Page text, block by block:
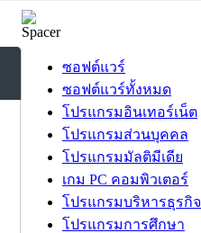
ซอฟต์แวร์
ซอฟต์แวร์ทั้งหมด
โปรแกรมอินเทอร์เน็ต
โปรแกรมส่วนบุคคล
โปรแกรมมัลติมีเดีย
เกม PC คอมพิวเตอร์
โปรแกรมบริหารธุรกิจ
โปรแกรมการศึกษา